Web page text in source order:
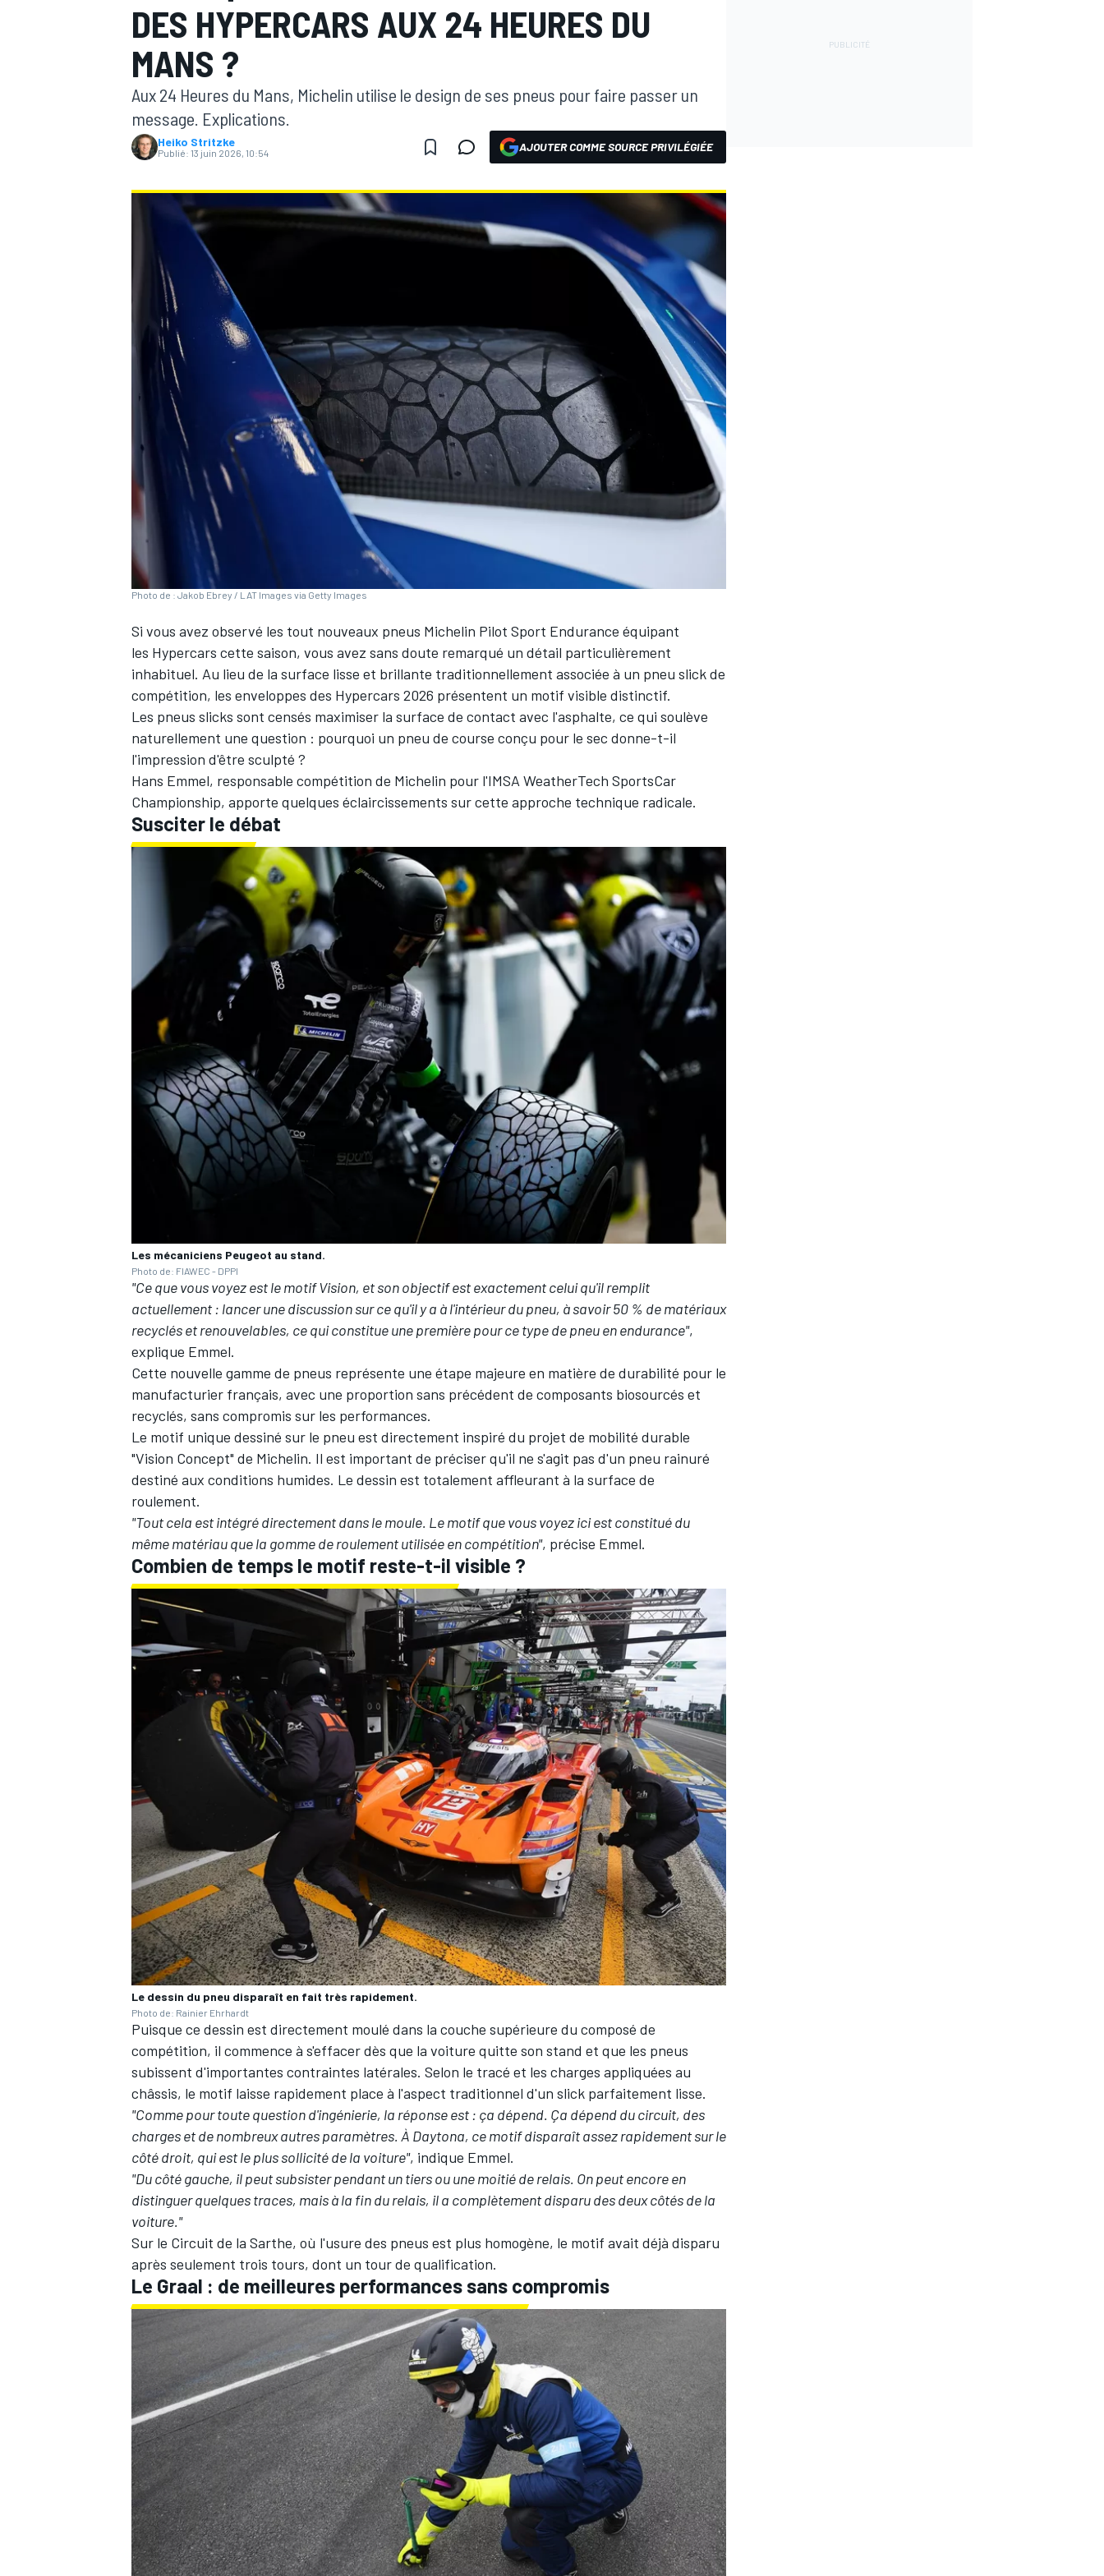
MOTOGP
WEC
AUTRES CHAMPIONNATS
DES HYPERCARS AUX 24 HEURES DU
MANS ?
Aux 24 Heures du Mans, Michelin utilise le design de ses pneus pour faire passer un
message. Explications.
Heiko Stritzke
Publié: 13 juin 2026, 10:54 AJOUTER COMME SOURCE PRIVILÉGIÉE
Photo de : Jakob Ebrey / LAT Images via Getty Images
Si vous avez observé les tout nouveaux pneus Michelin Pilot Sport Endurance équipant
les Hypercars cette saison, vous avez sans doute remarqué un détail particulièrement
inhabituel. Au lieu de la surface lisse et brillante traditionnellement associée à un pneu slick de
compétition, les enveloppes des Hypercars 2026 présentent un motif visible distinctif.
Les pneus slicks sont censés maximiser la surface de contact avec l'asphalte, ce qui soulève
naturellement une question : pourquoi un pneu de course conçu pour le sec donne-t-il
l'impression d'être sculpté ?
Hans Emmel, responsable compétition de Michelin pour l'IMSA WeatherTech SportsCar
Championship, apporte quelques éclaircissements sur cette approche technique radicale.
Susciter le débat
Les mécaniciens Peugeot au stand.
Photo de: FIAWEC - DPPI
"Ce que vous voyez est le motif Vision, et son objectif est exactement celui qu'il remplit
actuellement : lancer une discussion sur ce qu'il y a à l'intérieur du pneu, à savoir 50 % de matériaux
recyclés et renouvelables, ce qui constitue une première pour ce type de pneu en endurance",
explique Emmel.
Cette nouvelle gamme de pneus représente une étape majeure en matière de durabilité pour le
manufacturier français, avec une proportion sans précédent de composants biosourcés et
recyclés, sans compromis sur les performances.
Le motif unique dessiné sur le pneu est directement inspiré du projet de mobilité durable
"Vision Concept" de Michelin. Il est important de préciser qu'il ne s'agit pas d'un pneu rainuré
destiné aux conditions humides. Le dessin est totalement affleurant à la surface de
roulement.
"Tout cela est intégré directement dans le moule. Le motif que vous voyez ici est constitué du
même matériau que la gomme de roulement utilisée en compétition", précise Emmel.
Combien de temps le motif reste-t-il visible ?
Le dessin du pneu disparaît en fait très rapidement.
Photo de: Rainier Ehrhardt
Puisque ce dessin est directement moulé dans la couche supérieure du composé de
compétition, il commence à s'effacer dès que la voiture quitte son stand et que les pneus
subissent d'importantes contraintes latérales. Selon le tracé et les charges appliquées au
châssis, le motif laisse rapidement place à l'aspect traditionnel d'un slick parfaitement lisse.
"Comme pour toute question d'ingénierie, la réponse est : ça dépend. Ça dépend du circuit, des
charges et de nombreux autres paramètres. À Daytona, ce motif disparaît assez rapidement sur le
côté droit, qui est le plus sollicité de la voiture", indique Emmel.
"Du côté gauche, il peut subsister pendant un tiers ou une moitié de relais. On peut encore en
distinguer quelques traces, mais à la fin du relais, il a complètement disparu des deux côtés de la
voiture."
Sur le Circuit de la Sarthe, où l'usure des pneus est plus homogène, le motif avait déjà disparu
après seulement trois tours, dont un tour de qualification.
Le Graal : de meilleures performances sans compromis